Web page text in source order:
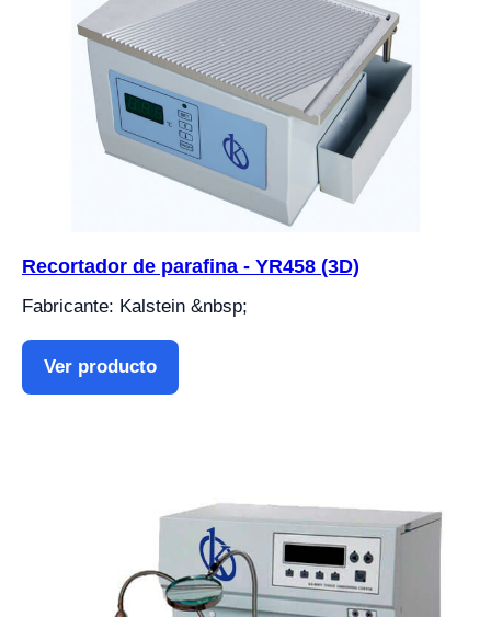
Recortador de parafina - YR458 (3D)
Fabricante: Kalstein &nbsp;
Ver producto